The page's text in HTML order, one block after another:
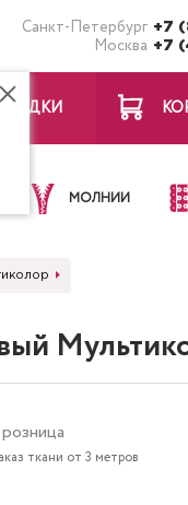
Санкт-Петербург +7
Москва +7
МОЛНИИ
розница
ткани от 3 метров